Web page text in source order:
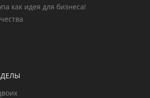
как идея для бизнеса!